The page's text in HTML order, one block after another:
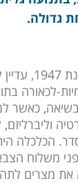
גדולה.
” (“אנא אלבי
לכאורה
כאשר
הכלכלה
משלוח
מצרים